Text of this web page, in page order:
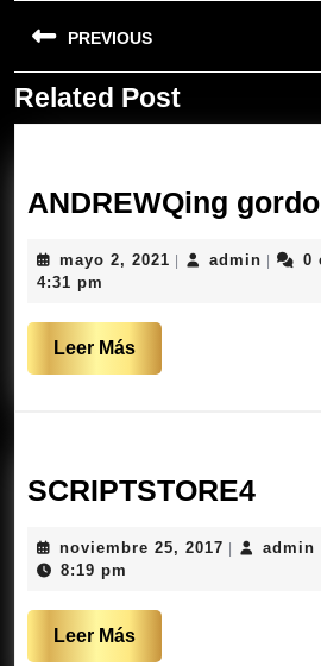
Navegación
de
entradas
PREVIOUS
Entrada
anterior:
Related Post
ANDREWQing
mayo 2, 2021 mayoadminadmin
0
4:31 pm
Leer MásLeer
Más
SCRIPTSTORE4
noviembre 25, 2017 noviembre
admin
8:19 pm
Leer MásLeer